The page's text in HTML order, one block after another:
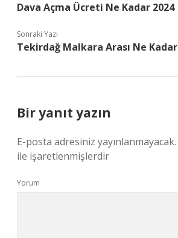
Dava Açma Ücreti Ne Kadar 2024
Sonraki Yazı
Tekirdağ Malkara Arası Ne Kadar
Bir yanıt yazın
E-posta adresiniz yayınlanmayacak.
ile işaretlenmişlerdir
Yorum